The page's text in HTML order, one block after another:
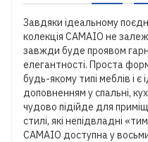
Завдяки ідеальному
колекція CAMAIO не
завжди буде проявом
елегантності. Проста
будь-якому типі меблів і
доповненням у спальні,
чудово підійде для
стилі, які непідвладні
CAMAIO доступна у